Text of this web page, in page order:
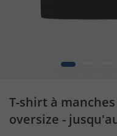
1
T-shirt à
oversize -